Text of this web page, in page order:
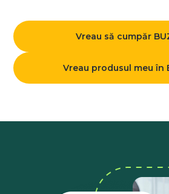
Vreau să cumpăr
Vreau produsul meu în